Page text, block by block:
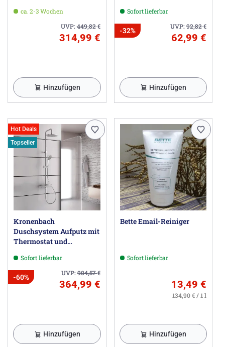
ca. 2-3 Wochen
UVP:449,82€
314,99 €
Hinzufügen
Sofort lieferbar
UVP:92,82€
-32%
62,99 €
Hinzufügen
Hot Deals
Topseller
Kronenbach
Duschsystem Aufputz mit
Thermostat und
rundSofort lieferbar
UVP:904,57€
-60%
364,99 €
Hinzufügen
Bette Email-Reiniger
Sofort lieferbar
13,49 €
134,90 € / 1 l
Hinzufügen